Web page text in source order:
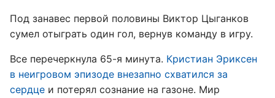
Под занавес первой половины Виктор Цыганков
сумел отыграть один гол, вернув команду в игру.
Все перечеркнула 65-я минута. Кристиан Эриксен
в неигровом эпизоде внезапно схватился за
сердце и потерял сознание на газоне. Мир